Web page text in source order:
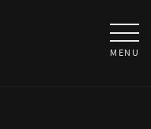
MENU